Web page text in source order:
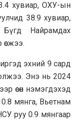
хувиар, ОХУ-ын
38.9 хувиар,
Найрамдах
эхний 9 сард
Энэ нь 2024
өсөн нэмэгдэхэд
мянга, Вьетнам
руу 0.9 мянгаар